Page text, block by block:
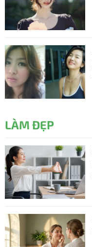
LÀM ĐẸP